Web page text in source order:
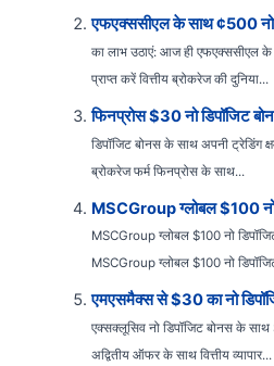
एफएक्ससीएल के साथ ¢500 नो
का लाभ उठाएं: आज ही एफएक्ससीएल के
प्राप्त करें वित्तीय ब्रोकरेज की दुनिया...
फिनप्रोस $30 नो डिपॉजिट
डिपॉजिट बोनस के साथ अपनी ट्रेडिंग
ब्रोकरेज फर्म फिनप्रोस के साथ...
MSCGroup ग्लोबल $100 नो
MSCGroup ग्लोबल $100 नो
MSCGroup ग्लोबल $100 नो
एमएसमैक्स से $30 का नो
एक्सक्लूसिव नो डिपॉजिट बोनस के
अद्वितीय ऑफर के साथ वित्तीय व्यापार...